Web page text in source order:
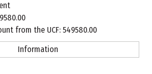
from the UCF: 549580.00
Information